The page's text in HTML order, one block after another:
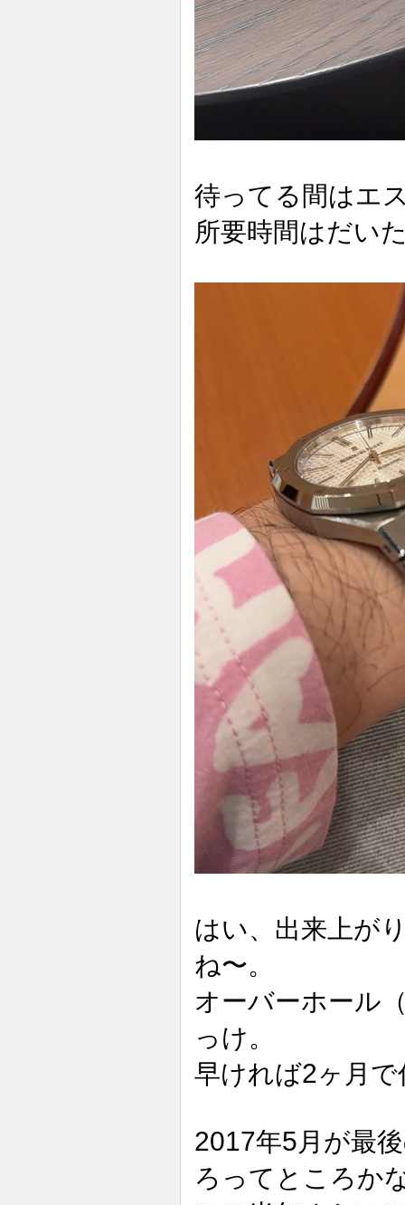
待ってる間はエ
所要時間はだい
はい、出来上が
ね〜。
オーバーホール
っけ。
早ければ2ヶ月
2017年5月が最
ろってところか